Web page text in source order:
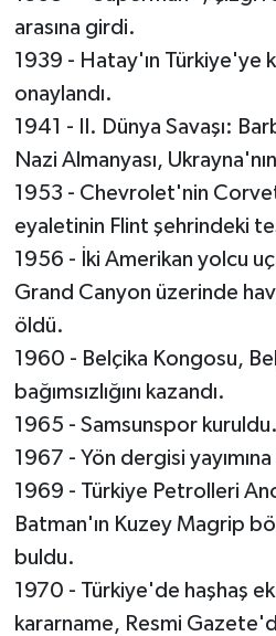
arasına girdi.
1939 - Hatay'ın Türkiye'ye
onaylandı.
1941 - II. Dünya Savaşı:
Nazi Almanyası,
1953 - Chevrolet'nin
eyaletinin Flint şehrindeki
1956 - İki Amerikan yolcu
Grand Canyon üzerinde
öldü.
1960 - Belçika Kongosu,
bağımsızlığını kazandı.
1965 - Samsunspor kuruldu.
1967 - Yön dergisi
1969 - Türkiye Petrolleri
Batman'ın Kuzey Magrip
buldu.
1970 - Türkiye'de haşhaş
kararname, Resmi